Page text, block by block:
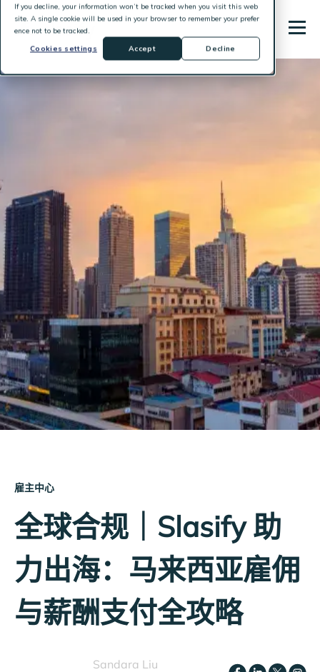
If you decline, your information won’t be tracked when you visit this web
site. A single cookie will be used in your browser to remember your prefer
ence not to be tracked.
Cookies settings
Accept Decline
雇主中心
全球合规｜Slasify 助
力出海：马来西亚雇佣
与薪酬支付全攻略
Sandara Liu